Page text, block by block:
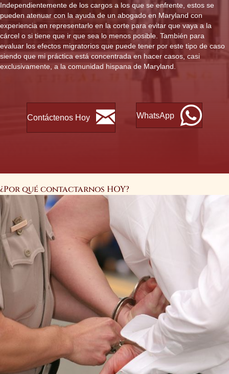
Independientemente de los cargos a los que se enfrente, estos se
pueden atenuar con la ayuda de un abogado en Maryland con
experiencia en representarlo en la corte para evitar que vaya a la
cárcel o si tiene que ir que sea lo menos posible. También para
evaluar los efectos migratorios que puede tener por este tipo de caso
siendo que mi práctica está concentrada en hacer casos, casi
exclusivamente, a la comunidad hispana de Maryland.
Contáctenos Hoy WhatsApp
¿Por qué contactarnos HOY?